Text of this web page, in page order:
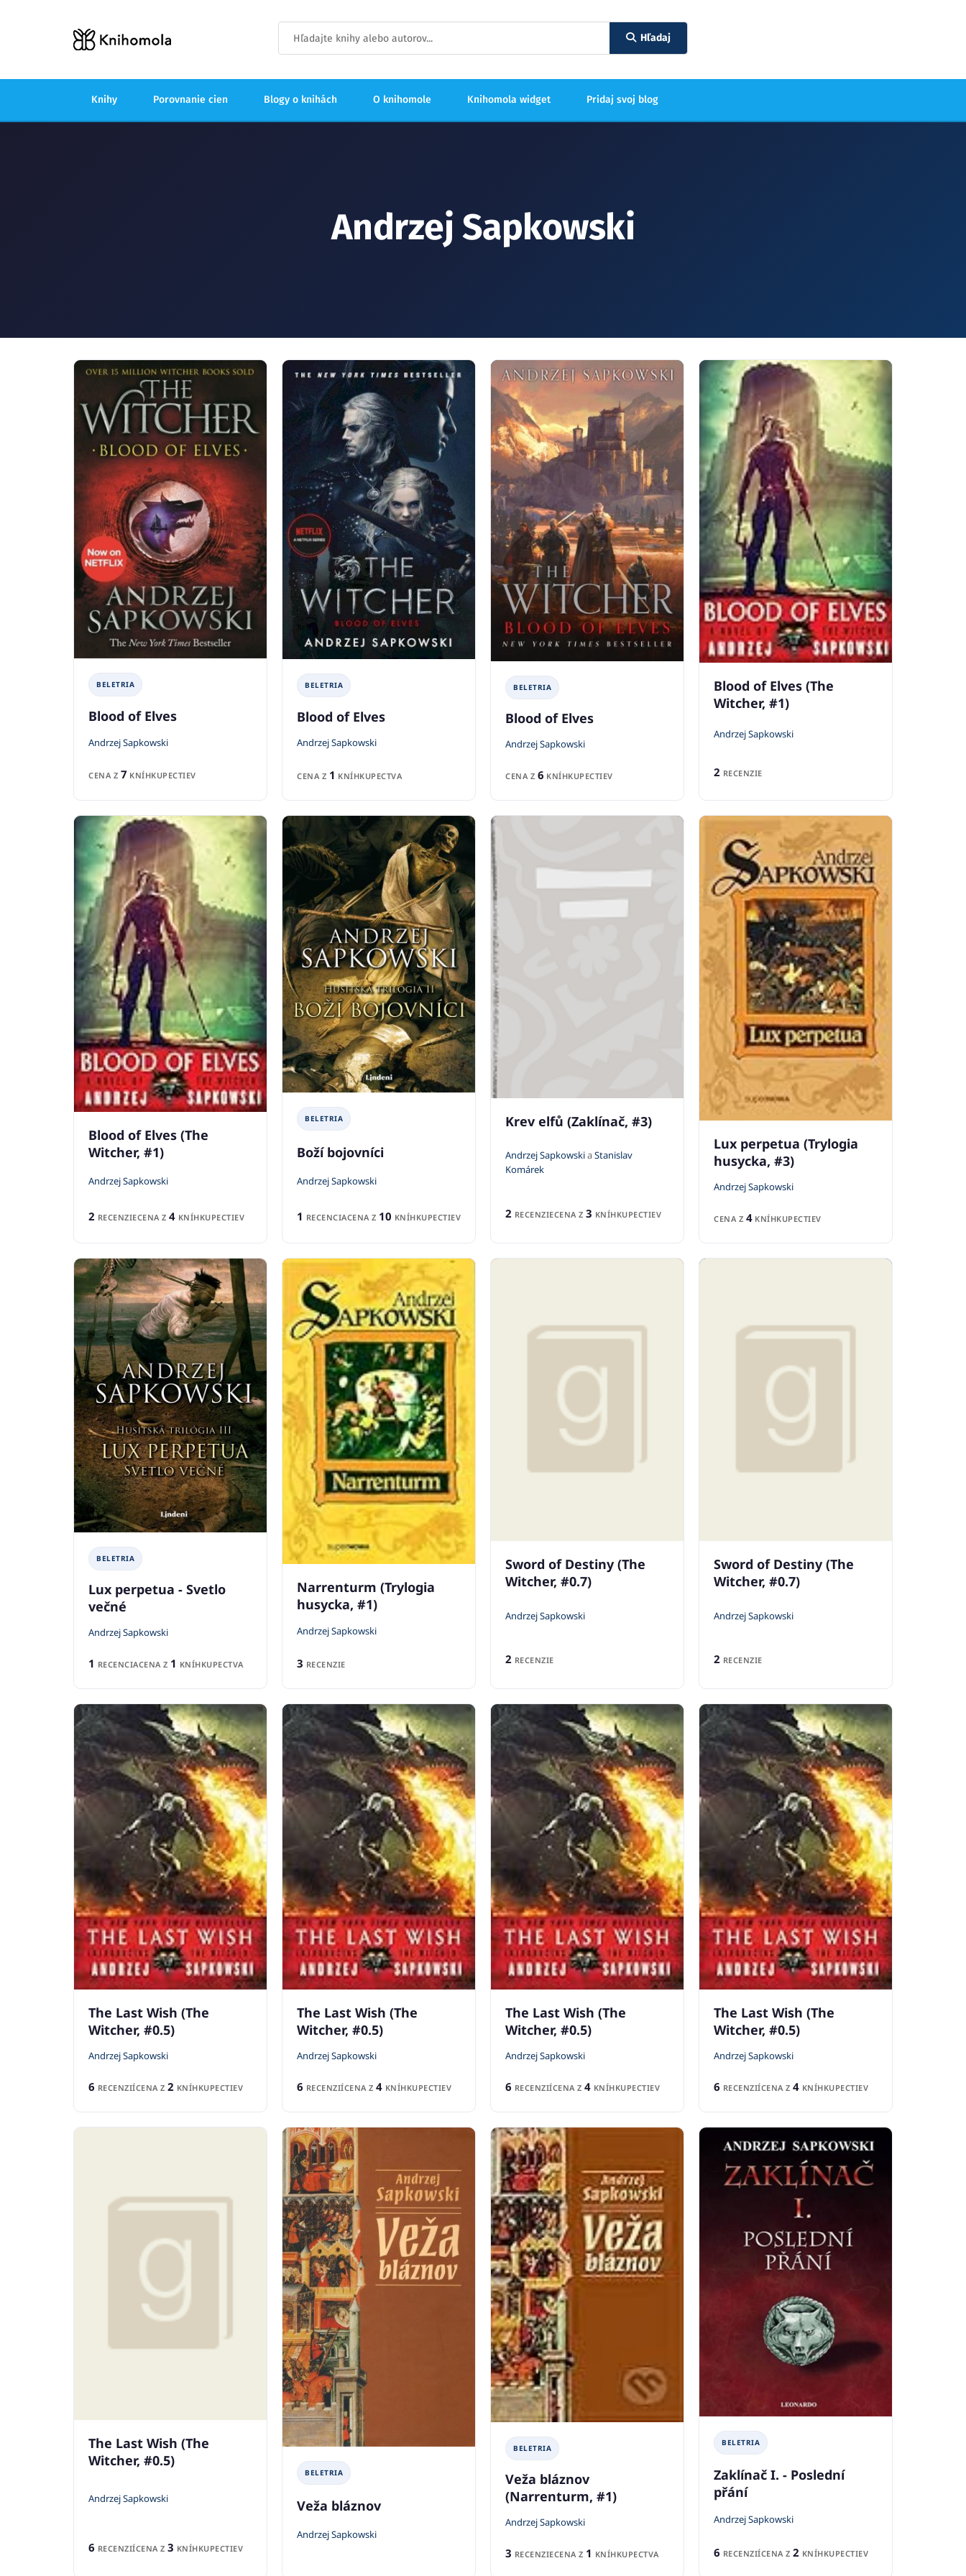
Hľadaj
Knihy Porovnanie cien Blogy o knihách O knihomole Knihomola widget Pridaj svoj blog
Andrzej Sapkowski
BELETRIA
Blood of Elves
Andrzej Sapkowski
CENA Z 7 KNÍHKUPECTIEV
BELETRIA
Blood of Elves
Andrzej Sapkowski
CENA Z 1 KNÍHKUPECTVA
BELETRIA
Blood of Elves
Andrzej Sapkowski
CENA Z 6 KNÍHKUPECTIEV
Blood of Elves (The
Witcher, #1)
Andrzej Sapkowski
2 RECENZIE
Blood of Elves (The
Witcher, #1)
Andrzej Sapkowski
2 RECENZIECENA Z 4 KNÍHKUPECTIEV
BELETRIA
Boží bojovníci
Andrzej Sapkowski
1 RECENCIACENA Z 10 KNÍHKUPECTIEV
Krev elfů (Zaklínač, #3)
Andrzej SapkowskiaStanislav
Komárek
2 RECENZIECENA Z 3 KNÍHKUPECTIEV
Lux perpetua (Trylogia
husycka, #3)
Andrzej Sapkowski
CENA Z 4KNÍHKUPECTIEV
BELETRIA
Lux perpetua - Svetlo
večné
Andrzej Sapkowski
1 RECENCIACENA Z 1 KNÍHKUPECTVA
Narrenturm (Trylogia
husycka, #1)
Andrzej Sapkowski
3 RECENZIE
Sword of Destiny (The
Witcher, #0.7)
Andrzej Sapkowski
2 RECENZIE
Sword of Destiny (The
Witcher, #0.7)
Andrzej Sapkowski
2 RECENZIE
The Last Wish (The
Witcher, #0.5)
Andrzej Sapkowski
6 RECENZIÍCENA Z 2 KNÍHKUPECTIEV
The Last Wish (The
Witcher, #0.5)
Andrzej Sapkowski
6 RECENZIÍCENA Z 4 KNÍHKUPECTIEV
The Last Wish (The
Witcher, #0.5)
Andrzej Sapkowski
6 RECENZIÍCENA Z 4 KNÍHKUPECTIEV
The Last Wish (The
Witcher, #0.5)
Andrzej Sapkowski
6 RECENZIÍCENA Z 4 KNÍHKUPECTIEV
The Last Wish (The
Witcher, #0.5)
Andrzej Sapkowski
6 RECENZIÍCENA Z 3 KNÍHKUPECTIEV
BELETRIA
Veža bláznov
Andrzej Sapkowski
BELETRIA
Veža bláznov
(Narrenturm, #1)
Andrzej Sapkowski
3 RECENZIECENA Z 1 KNÍHKUPECTVA
BELETRIA
Zaklínač I. - Poslední
přání
Andrzej Sapkowski
6 RECENZIÍCENA Z 2 KNÍHKUPECTIEV